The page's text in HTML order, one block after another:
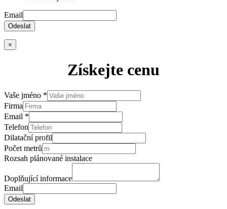
Email
Odeslat
×
Získejte cenu
Vaše jméno *
Firma
Email *
Telefon
Dilatační profil
Počet metrů
Rozsah plánované instalace
Doplňující informace
Email
Odeslat